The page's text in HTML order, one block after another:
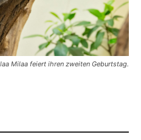
Milaa feiert ihren zweiten Geburtstag.